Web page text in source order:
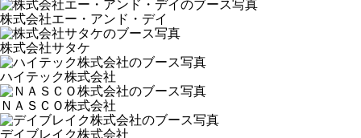
株式会社エー・アンド・デイ
株式会社サタケ
ハイテック株式会社
ＮＡＳＣＯ株式会社
デイブレイク株式会社